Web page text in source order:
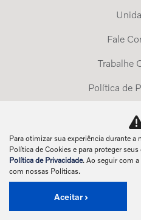
Fale
Trabalhe
Política de
No trânsito,
Para otimizar sua experiência durante a
Política de Cookies e para proteger
Política de Privacidade. Ao seguir com
com nossas Políticas.
Aceitar